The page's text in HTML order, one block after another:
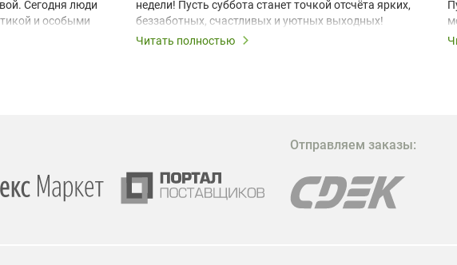
Сегодня люди
и особыми
стать
недели! Пусть суббота станет точкой отсчёта ярких,
беззаботных, счастливых и уютных выходных!
Читать полностью
Отправляем заказы: